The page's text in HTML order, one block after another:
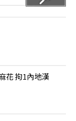
花 拘1內地漢